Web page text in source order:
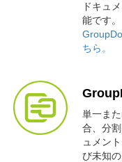
ドキュ
能です。
ちら。
単一ま
合、分
ュメン
び未知